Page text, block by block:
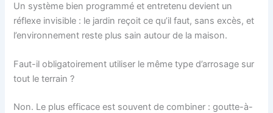
Un système bien programmé et entretenu devient un
réflexe invisible : le jardin reçoit ce qu’il faut, sans excès, et
l’environnement reste plus sain autour de la maison.
Faut-il obligatoirement utiliser le même type d’arrosage sur
tout le terrain ?
Non. Le plus efficace est souvent de combiner : goutte-à-